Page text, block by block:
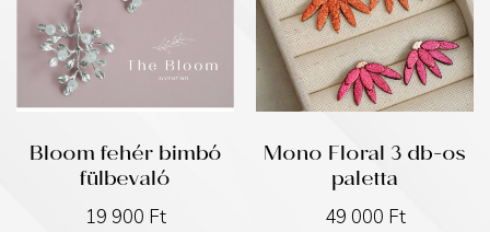
Bloom fehér bimbó
fülbevaló
19 900 Ft
Mono Floral 3 db-os
paletta
49 000 Ft